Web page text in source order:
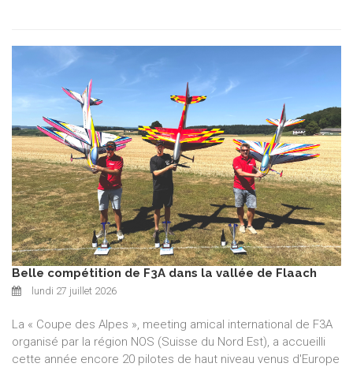
Belle compétition de F3A dans la vallée de Flaach
lundi 27 juillet 2026
La « Coupe des Alpes », meeting amical international de F3A
organisé par la région NOS (Suisse du Nord Est), a accueilli
cette année encore 20 pilotes de haut niveau venus d'Europe